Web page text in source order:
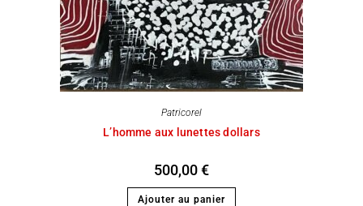
Patricorel
L’homme aux lunettes dollars
500,00€
Ajouter au panier